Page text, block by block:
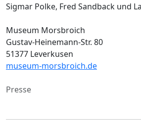
Sigmar Polke, Fred Sandback und
Museum Morsbroich
Gustav-Heinemann-Str. 80
51377 Leverkusen
museum-morsbroich.de
Presse